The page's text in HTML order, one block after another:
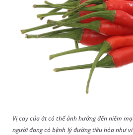
Vị cay của ớt có thể ảnh hưởng đến niêm
người đang có bệnh lý đường tiêu hóa như